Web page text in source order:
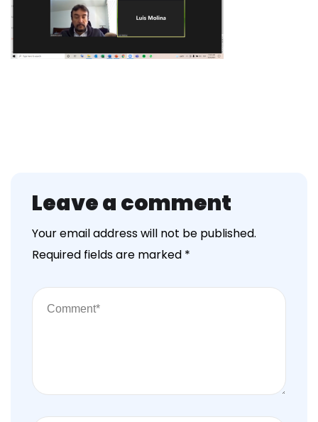
Leave a comment
Your email address will not be published.
Required fields are marked *